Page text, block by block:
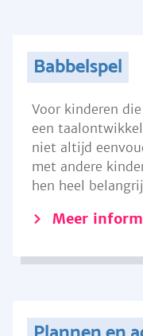
Babbelspel
Voor kinderen
een
niet altijd
met andere
hen heel
Meer